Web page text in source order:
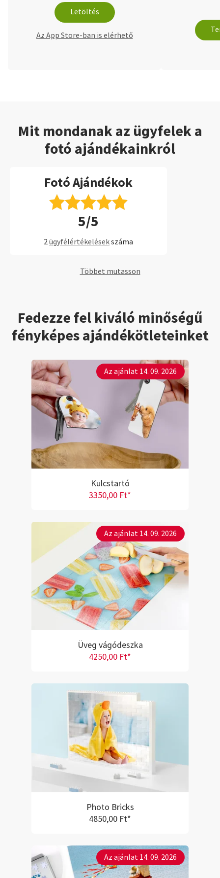
Letöltés
Az App Store-ban is elérhető
Mit mondanak az ügyfelek a
fotó ajándékainkról
Fotó Ajándékok
5/5
2ügyfélértékelésekszáma
Többet mutasson
Fedezze fel kiváló minőségű
fényképes ajándékötleteinket
Az ajánlat 14. 09. 2026
Kulcstartó
3350,00 Ft*
Az ajánlat 14. 09. 2026
Üveg vágódeszka
4250,00 Ft*
Photo Bricks
4850,00 Ft*
Az ajánlat 14. 09. 2026